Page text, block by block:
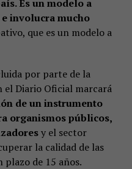
Es un modelo a
involucra mucho
que es un modelo a
por parte de la
Diario Oficial marcará
de un instrumento
organismos públicos,
y el sector
la calidad de las
plazo de 15 años.